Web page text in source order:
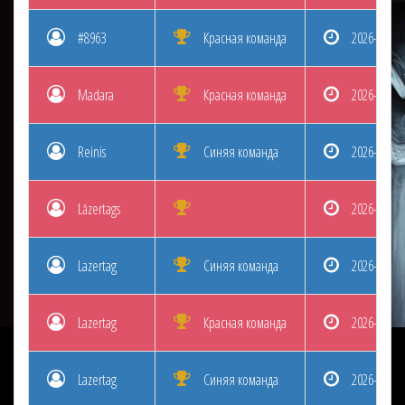
#8963 Красная команда 2026-08-
Madara Красная команда 2026-08-
Reinis Синяя команда 2026-08-
Lāzertags 2026-08-
Lazertag Синяя команда 2026-08-
Lazertag Красная команда 2026-08-
Lazertag Синяя команда 2026-08-